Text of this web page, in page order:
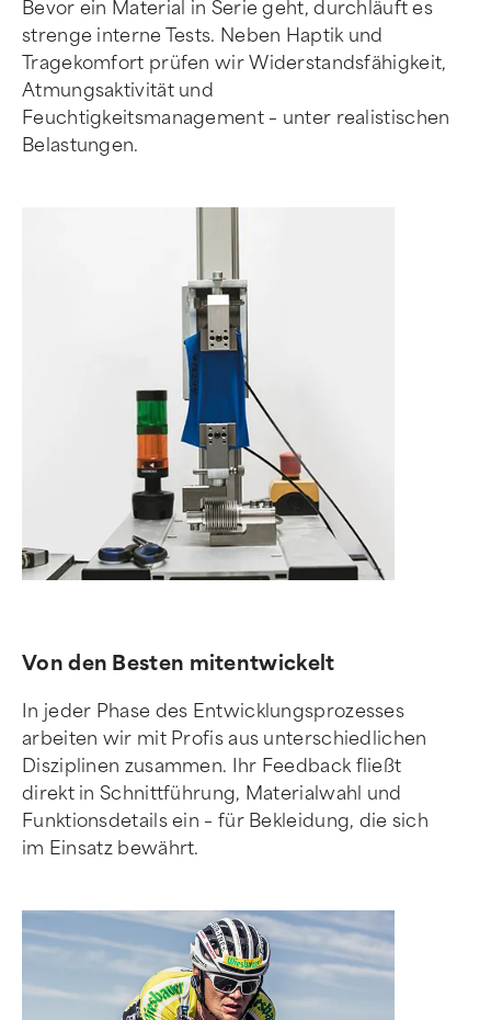
Bevor ein Material in Serie geht, durchläuft es
strenge interne Tests. Neben Haptik und
Tragekomfort prüfen wir Widerstandsfähigkeit,
Atmungsaktivität und
Feuchtigkeitsmanagement – unter realistischen
Belastungen.
Von den Besten mitentwickelt
In jeder Phase des Entwicklungsprozesses
arbeiten wir mit Profis aus unterschiedlichen
Disziplinen zusammen. Ihr Feedback fließt
direkt in Schnittführung, Materialwahl und
Funktionsdetails ein – für Bekleidung, die sich
im Einsatz bewährt.